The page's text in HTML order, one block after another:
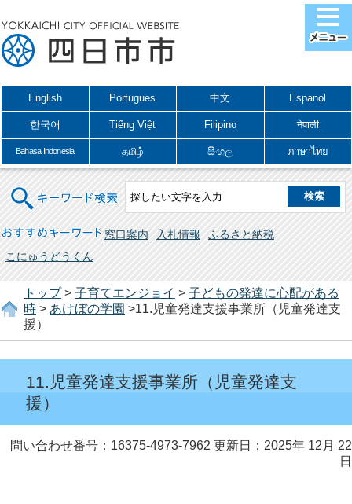
English Portugues 中文 Espanol
한국어 Tiếng Việt Filipino नेपाली
Bahasa Indonesia தமிழ் සිංහල ภาษาไทย
キーワード検索
おすすめキーワード 窓口案内 入札情報
ふるさと納税
こにゅうどうくん
トップ> 子育てエンジョイ > 子どもの発達に心配がある
時 > あけぼの学園 >11.児童発達支援事業所（児童発達支
援）
11.児童発達支援事業所（児童発達支
援）
問い合わせ番号：16375-4973-7962 更新日：2025年 12月 22
日